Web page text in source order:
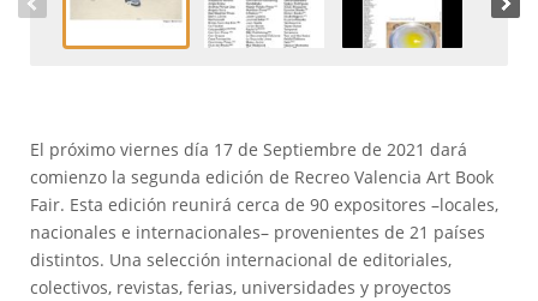
El próximo viernes día 17 de Septiembre de 2021 dará
comienzo la segunda edición de Recreo Valencia Art Book
Fair. Esta edición reunirá cerca de 90 expositores –locales,
nacionales e internacionales– provenientes de 21 países
distintos. Una selección internacional de editoriales,
colectivos, revistas, ferias, universidades y proyectos